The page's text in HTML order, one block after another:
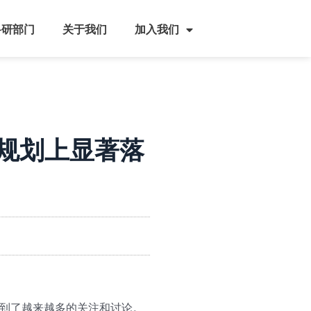
部门 关于我们 加入我们
划上显著落
了越来越多的关注和讨论。